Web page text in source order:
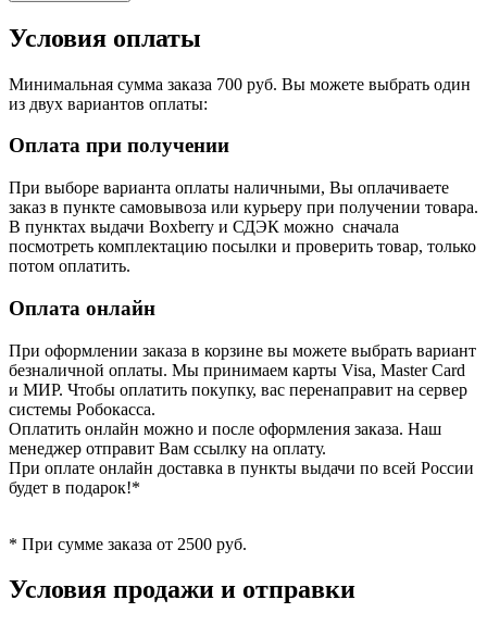
Условия оплаты
Минимальная сумма заказа 700 руб. Вы можете выбрать один
из двух вариантов оплаты:
Оплата при получении
При выборе варианта оплаты наличными, Вы оплачиваете
заказ в пункте самовывоза или курьеру при получении товара.
В пунктах выдачи Boxberry и СДЭК можно сначала
посмотреть комплектацию посылки и проверить товар, только
потом оплатить.
Оплата онлайн
При оформлении заказа в корзине вы можете выбрать вариант
безналичной оплаты. Мы принимаем карты Visa, Master Card
и МИР. Чтобы оплатить покупку, вас перенаправит на сервер
системы Робокасса.
Оплатить онлайн можно и после оформления заказа. Наш
менеджер отправит Вам ссылку на оплату.
При оплате онлайн доставка в пункты выдачи по всей России
будет в подарок!*
* При сумме заказа от 2500 руб.
Условия продажи и отправки